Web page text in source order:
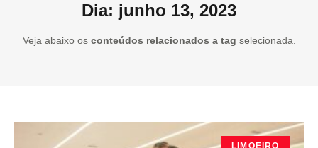
Dia: junho 13, 2023
Veja abaixo os conteúdos relacionados a tag selecionada.
LIMOEIRO